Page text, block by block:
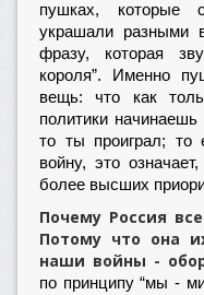
пушках, которые
украшали разными
фразу, которая
короля”. Именно
вещь: что как
политики начинаешь
то ты проиграл; то
войну, это
более высших
Почему Россия
Потому что она
наши войны -
по принципу “мы -